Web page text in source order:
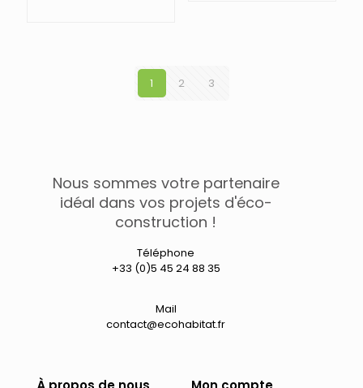
19,12 €
variations.
options
la
page
du
produit
1 2 3
Nous sommes votre partenaire
idéal dans vos projets d'éco-
construction !
Téléphone
+33 (0)5 45 24 88 35
Mail
contact@ecohabitat.fr